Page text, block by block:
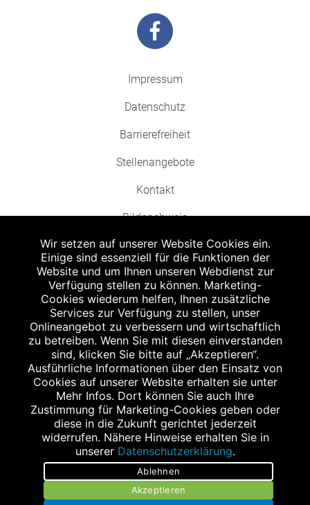
Impressum
Datenschutz
Barrierefreiheit
Stellenangebote
Kontakt
Bildnachweis
Abgabe in haushaltsüblichen Mengen, solange der Vorrat reicht. Für Druck-
und Satzfehler keine Haftung.
Zu Risiken und Nebenwirkungen lesen Sie die Packungsbeilage und fragen
Sie Ihren Arzt oder Apotheker.
Angabe nach der deutschen Arzneimitteltaxe Apothekenerstattungspreis
(AEP). Der AEP ist keine unverbindliche Preisempfehlung der Hersteller. Der
AEP ist ein von den Apotheken in Ansatz gebrachter Preis für rezeptfreie
Arzneimittel. Er entspricht in der Höhe dem für Apotheken verbindlichen
Abgabepreis, zu dem eine Apotheke in bestimmten Fällen (z.B. bei Kindern
unter 12 Jahren) das Produkt mit der gesetzlichen Krankenversicherung
abrechnet. Der AEP ist der allgemeine Erstattungspreis im Falle einer
Kostenübernahme durch die gesetzlichen Krankenkassen, vor Abzug eines
Zwangsrabattes (zur Zeit 5%) nach §130 Abs. 1 SGB V.
Unverbindliche Preisempfehlung des Herstellers (UVP).
powered by apovena.de
Wir setzen auf unserer Website Cookies ein.
Einige sind essenziell für die Funktionen der
Website und um Ihnen unseren Webdienst zur
Verfügung stellen zu können. Marketing-
Cookies wiederum helfen, Ihnen zusätzliche
Services zur Verfügung zu stellen, unser
Onlineangebot zu verbessern und wirtschaftlich
zu betreiben. Wenn Sie mit diesen einverstanden
sind, klicken Sie bitte auf „Akzeptieren“.
Ausführliche Informationen über den Einsatz von
Cookies auf unserer Website erhalten sie unter
Mehr Infos. Dort können Sie auch Ihre
Zustimmung für Marketing-Cookies geben oder
diese in die Zukunft gerichtet jederzeit
widerrufen. Nähere Hinweise erhalten Sie in
unserer Datenschutzerklärung.
Ablehnen
Akzeptieren